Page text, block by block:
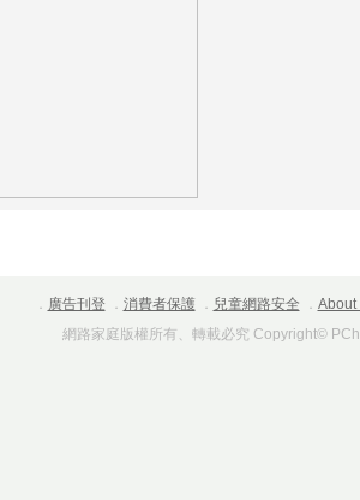
． 廣告刊登． 消費者保護． 兒童網路安全 ． About
網路家庭版權所有、轉載必究 Copyright©